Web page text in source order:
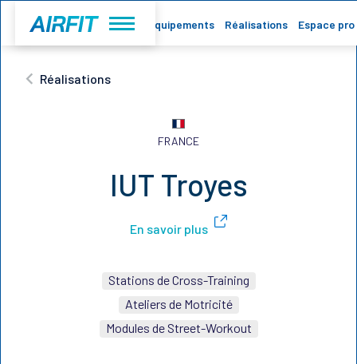
Accueil Equipements Réalisations Espace pro
Réalisations
FRANCE
IUT Troyes
En savoir plus
Stations de Cross-Training
Ateliers de Motricité
Modules de Street-Workout